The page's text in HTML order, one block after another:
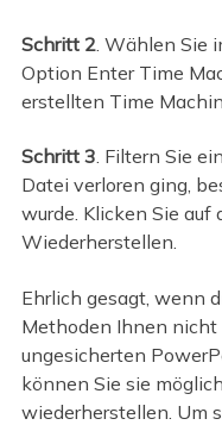
Schritt 2. Wählen Sie
Option Enter Time
erstellten Time
Schritt 3. Filtern Sie
Datei verloren ging,
wurde. Klicken Sie auf
Wiederherstellen.
Ehrlich gesagt, wenn
Methoden Ihnen
ungesicherten
können Sie sie
wiederherstellen. Um